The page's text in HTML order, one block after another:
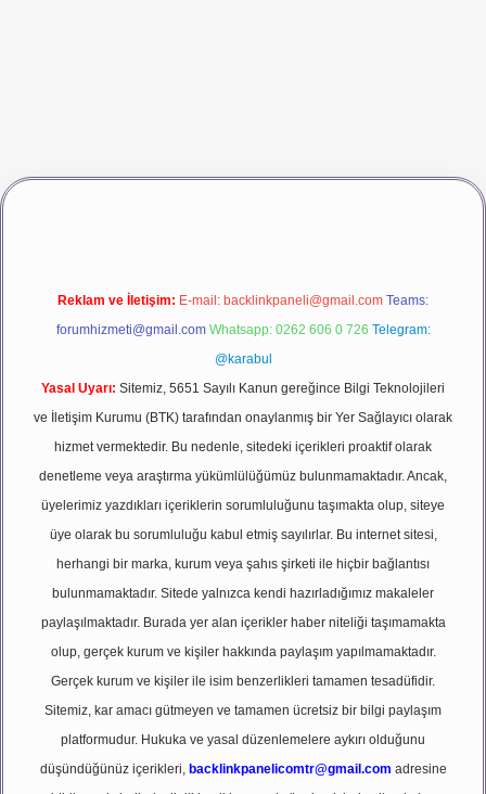
vdcasino girişbetexper
Reklam ve İletişim: E-mail: backlinkpaneli@gmail.com Teams:
forumhizmeti@gmail.com Whatsapp: 0262 606 0 726 Telegram:
@karabul
Yasal Uyarı: Sitemiz, 5651 Sayılı Kanun gereğince Bilgi Teknolojileri
ve İletişim Kurumu (BTK) tarafından onaylanmış bir Yer Sağlayıcı olarak
hizmet vermektedir. Bu nedenle, sitedeki içerikleri proaktif olarak
denetleme veya araştırma yükümlülüğümüz bulunmamaktadır. Ancak,
üyelerimiz yazdıkları içeriklerin sorumluluğunu taşımakta olup, siteye
üye olarak bu sorumluluğu kabul etmiş sayılırlar. Bu internet sitesi,
herhangi bir marka, kurum veya şahıs şirketi ile hiçbir bağlantısı
bulunmamaktadır. Sitede yalnızca kendi hazırladığımız makaleler
paylaşılmaktadır. Burada yer alan içerikler haber niteliği taşımamakta
olup, gerçek kurum ve kişiler hakkında paylaşım yapılmamaktadır.
Gerçek kurum ve kişiler ile isim benzerlikleri tamamen tesadüfidir.
Sitemiz, kar amacı gütmeyen ve tamamen ücretsiz bir bilgi paylaşım
platformudur. Hukuka ve yasal düzenlemelere aykırı olduğunu
düşündüğünüz içerikleri, backlinkpanelicomtr@gmail.com adresine